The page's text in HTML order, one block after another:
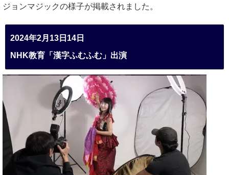
ジョンマジックの様子が掲載されました。
2024年2月13日14日
NHK教育「漢字ふむふむ」出演